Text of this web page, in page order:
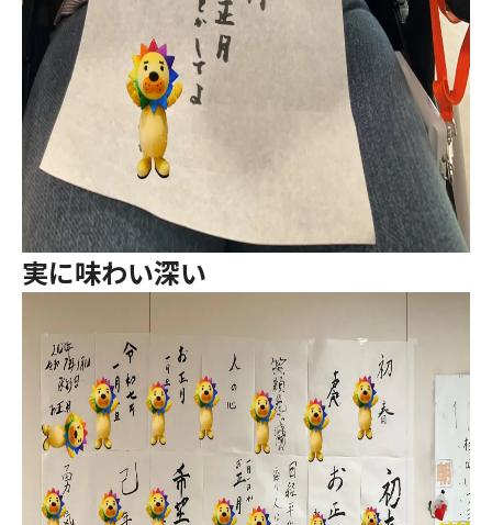
実に味わい深い